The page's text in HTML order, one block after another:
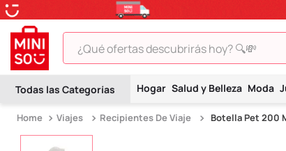
¿Qué ofertas descubrirás hoy? 🔍💸
Hogar Salud y Belleza Moda
Viajes Recipientes De Viaje Botella Pet 200
TÉRMINOS MÁS BUSCADOS
2.
hello kitty